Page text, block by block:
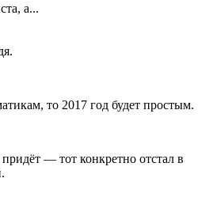
а...
то 2017 год будет простым.
— тот конкретно отстал в